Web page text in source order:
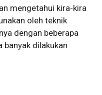
mengetahui kira-kira
oleh teknik
dengan beberapa
banyak dilakukan